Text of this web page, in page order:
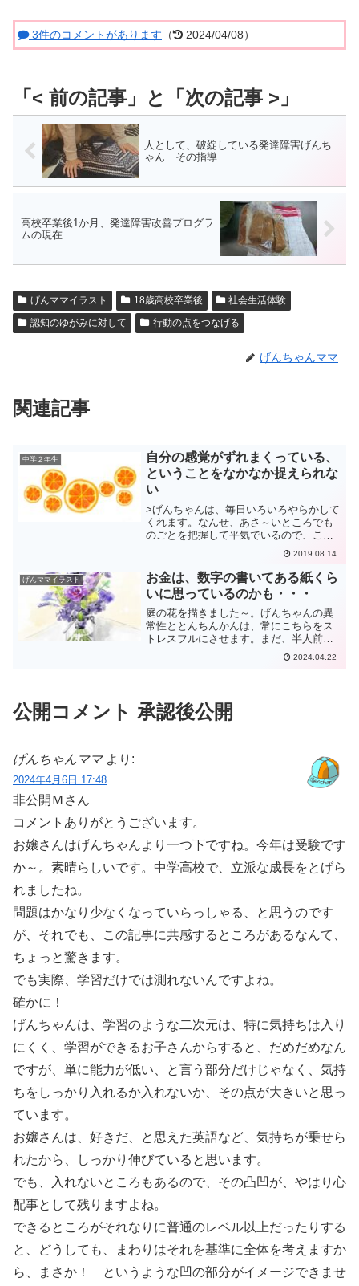
3件のコメントがあります （ 2024/04/08）
人として、破綻している発達障害げんち
ゃん その指導
高校卒業後1か月、発達障害改善プログラ
ムの現在
げんママイラスト 18歳高校卒業後
社会生活体験
認知のゆがみに対して
行動の点をつなげる
げんちゃんママ
関連記事
中学２年生
自分の感覚がずれまくっている、
ということをなかなか捉えられな
い
>げんちゃんは、毎日いろいろやらかして
くれます。なんせ、あさ～いところでも
のごとを把握して平気でいるので、この
世のルールが通用しません。先日は、お
友達の家族と庭で花火をしました。私が
席をはずしているときに、げんちゃん
は、張り切って主導権を握...
2019.08.14
げんママイラスト
お金は、数字の書いてある紙くら
いに思っているのかも・・・
庭の花を描きました～。げんちゃんの異
常性ととんちんかんは、常にこちらをス
トレスフルにさせます。まだ、半人前に
すらなっていないげんちゃんの日々はお
ぞましいことだらけです。勉強は、小学
2024.04.22
公開コメント 承認後公開
げんちゃんママ より:
2024年4月6日 17:48
非公開Ｍさん
コメントありがとうございます。
お嬢さんはげんちゃんより一つ下ですね。今年は受験です
か～。素晴らしいです。中学高校で、立派な成長をとげら
れましたね。
問題はかなり少なくなっていらっしゃる、と思うのです
が、それでも、この記事に共感するところがあるなんて、
ちょっと驚きます。
でも実際、学習だけでは測れないんですよね。
確かに！
げんちゃんは、学習のような二次元は、特に気持ちは入り
にくく、学習ができるお子さんからすると、だめだめなん
ですが、単に能力が低い、と言う部分だけじゃなく、気持
ちをしっかり入れるか入れないか、その点が大きいと思っ
ています。
お嬢さんは、好きだ、と思えた英語など、気持ちが乗せら
れたから、しっかり伸びていると思います。
でも、入れないところもあるので、その凸凹が、やはり心
配事として残りますよね。
できるところがそれなりに普通のレベル以上だったりする
と、どうしても、まわりはそれを基準に全体を考えますか
ら、まさか！ というような凹の部分がイメージできませ